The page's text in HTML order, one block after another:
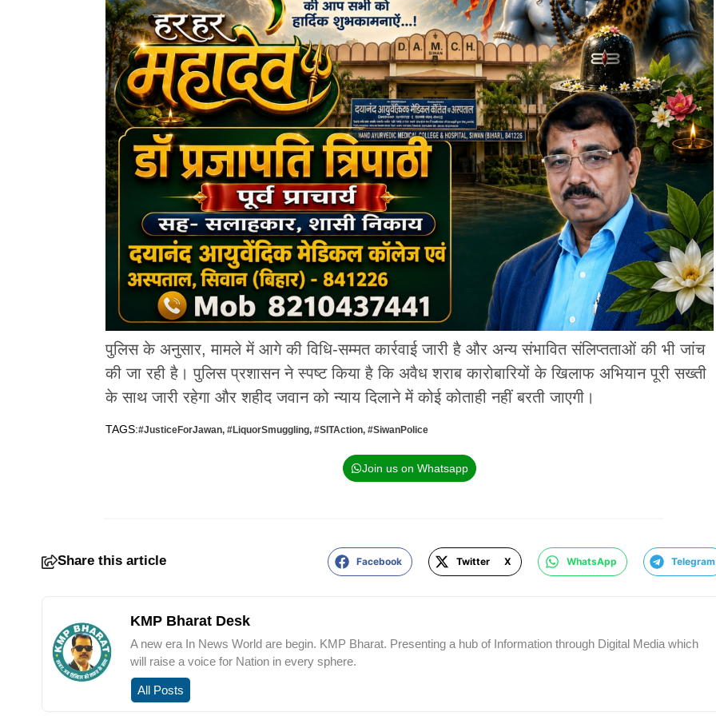
पुलिस के अनुसार, मामले में आगे की विधि-सम्मत कार्रवाई जारी है और अन्य संभावित संलिप्तताओं की भी जांच
की जा रही है। पुलिस प्रशासन ने स्पष्ट किया है कि अवैध शराब कारोबारियों के खिलाफ अभियान पूरी सख्ती
के साथ जारी रहेगा और शहीद जवान को न्याय दिलाने में कोई कोताही नहीं बरती जाएगी।
TAGS:#JusticeForJawan, #LiquorSmuggling, #SITAction, #SiwanPolice
Join us on Whatsapp
Share this article Facebook Twitter X WhatsApp Telegram
KMP Bharat Desk
A new era In News World are begin. KMP Bharat. Presenting a hub of Information through Digital Media which
will raise a voice for Nation in every sphere.
All Posts